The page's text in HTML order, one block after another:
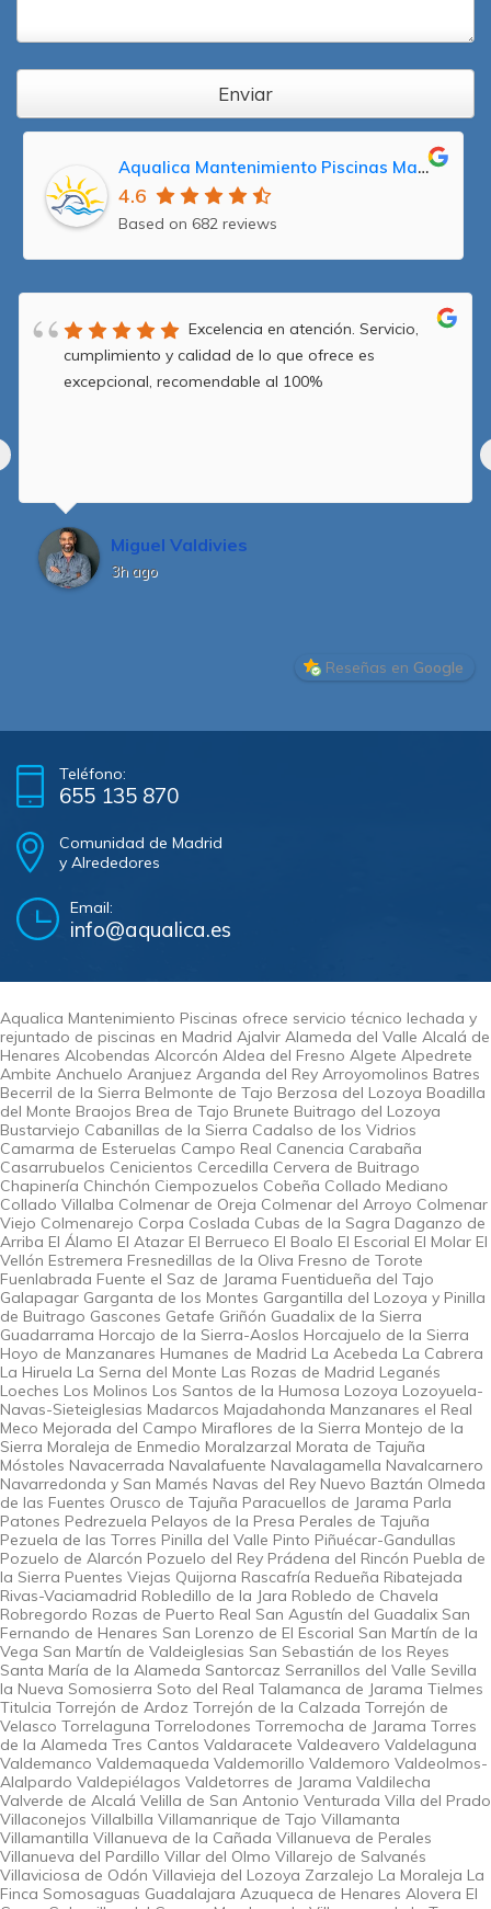
Enviar
Aqualica Mantenimiento Piscinas Madrid, Reparación y Servicio Técnico Averías
4.6
Based on 682 reviews
Excelencia en atención. Servicio,
cumplimiento y calidad de lo que ofrece es
excepcional, recomendable al 100%
Miguel Valdivies
3h ago
Reseñas en Google
Teléfono:
655 135 870
Comunidad de Madrid
y Alrededores
Email:
info@aqualica.es
Aqualica Mantenimiento Piscinas ofrece servicio técnico lechada y
rejuntado de piscinas en Madrid Ajalvir Alameda del Valle Alcalá de
Henares Alcobendas Alcorcón Aldea del Fresno Algete Alpedrete
Ambite Anchuelo Aranjuez Arganda del Rey Arroyomolinos Batres
Becerril de la Sierra Belmonte de Tajo Berzosa del Lozoya Boadilla
del Monte Braojos Brea de Tajo Brunete Buitrago del Lozoya
Bustarviejo Cabanillas de la Sierra Cadalso de los Vidrios
Camarma de Esteruelas Campo Real Canencia Carabaña
Casarrubuelos Cenicientos Cercedilla Cervera de Buitrago
Chapinería Chinchón Ciempozuelos Cobeña Collado Mediano
Collado Villalba Colmenar de Oreja Colmenar del Arroyo Colmenar
Viejo Colmenarejo Corpa Coslada Cubas de la Sagra Daganzo de
Arriba El Álamo El Atazar El Berrueco El Boalo El Escorial El Molar El
Vellón Estremera Fresnedillas de la Oliva Fresno de Torote
Fuenlabrada Fuente el Saz de Jarama Fuentidueña del Tajo
Galapagar Garganta de los Montes Gargantilla del Lozoya y Pinilla
de Buitrago Gascones Getafe Griñón Guadalix de la Sierra
Guadarrama Horcajo de la Sierra-Aoslos Horcajuelo de la Sierra
Hoyo de Manzanares Humanes de Madrid La Acebeda La Cabrera
La Hiruela La Serna del Monte Las Rozas de Madrid Leganés
Loeches Los Molinos Los Santos de la Humosa Lozoya Lozoyuela-
Navas-Sieteiglesias Madarcos Majadahonda Manzanares el Real
Meco Mejorada del Campo Miraflores de la Sierra Montejo de la
Sierra Moraleja de Enmedio Moralzarzal Morata de Tajuña
Móstoles Navacerrada Navalafuente Navalagamella Navalcarnero
Navarredonda y San Mamés Navas del Rey Nuevo Baztán Olmeda
de las Fuentes Orusco de Tajuña Paracuellos de Jarama Parla
Patones Pedrezuela Pelayos de la Presa Perales de Tajuña
Pezuela de las Torres Pinilla del Valle Pinto Piñuécar-Gandullas
Pozuelo de Alarcón Pozuelo del Rey Prádena del Rincón Puebla de
la Sierra Puentes Viejas Quijorna Rascafría Redueña Ribatejada
Rivas-Vaciamadrid Robledillo de la Jara Robledo de Chavela
Robregordo Rozas de Puerto Real San Agustín del Guadalix San
Fernando de Henares San Lorenzo de El Escorial San Martín de la
Vega San Martín de Valdeiglesias San Sebastián de los Reyes
Santa María de la Alameda Santorcaz Serranillos del Valle Sevilla
la Nueva Somosierra Soto del Real Talamanca de Jarama Tielmes
Titulcia Torrejón de Ardoz Torrejón de la Calzada Torrejón de
Velasco Torrelaguna Torrelodones Torremocha de Jarama Torres
de la Alameda Tres Cantos Valdaracete Valdeavero Valdelaguna
Valdemanco Valdemaqueda Valdemorillo Valdemoro Valdeolmos-
Alalpardo Valdepiélagos Valdetorres de Jarama Valdilecha
Valverde de Alcalá Velilla de San Antonio Venturada Villa del Prado
Villaconejos Villalbilla Villamanrique de Tajo Villamanta
Villamantilla Villanueva de la Cañada Villanueva de Perales
Villanueva del Pardillo Villar del Olmo Villarejo de Salvanés
Villaviciosa de Odón Villavieja del Lozoya Zarzalejo La Moraleja La
Finca Somosaguas Guadalajara Azuqueca de Henares Alovera El